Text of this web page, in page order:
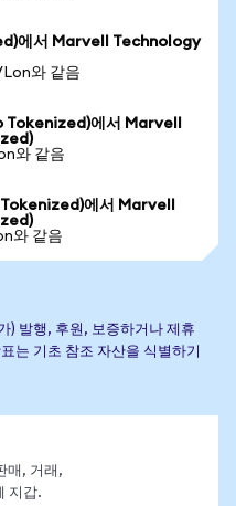
에서 Marvell Technology
와 같음
에서 Marvell
와 같음
에서 Marvell
와 같음
발행, 후원, 보증하거나 제휴
는 기초 참조 자산을 식별하기
매, 거래,
지갑.